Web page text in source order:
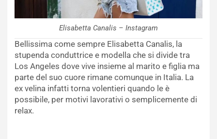
Elisabetta Canalis – Instagram
Bellissima come sempre Elisabetta Canalis, la
stupenda conduttrice e modella che si divide tra
Los Angeles dove vive insieme al marito e figlia ma
parte del suo cuore rimane comunque in Italia. La
ex velina infatti torna volentieri quando le è
possibile, per motivi lavorativi o semplicemente di
relax.